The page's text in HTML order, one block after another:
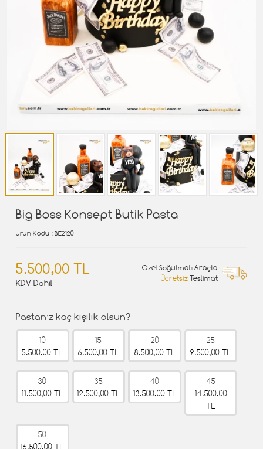
Big Boss Konsept Butik Pasta
Ürün Kodu : BE2120
5.500,00 TL
KDV Dahil
Özel Soğutmalı Araçta
Ücretsiz Teslimat
Pastanız kaç kişilik olsun?
10
5.500,00 TL
15
6.500,00 TL
20
8.500,00 TL
25
9.500,00 TL
30
11.500,00 TL
35
12.500,00 TL
40
13.500,00 TL
45
14.500,00
TL
50
16.500,00 TL